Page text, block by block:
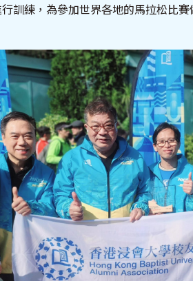
訓練，為參加世界各地的馬拉松比賽